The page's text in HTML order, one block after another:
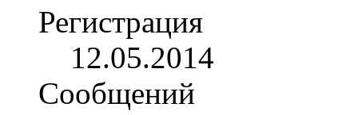
Регистрация
12.05.2014
Сообщений